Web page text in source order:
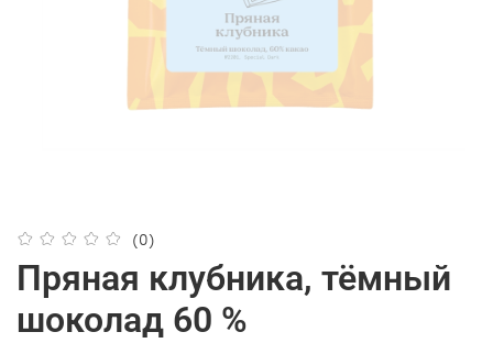
(0)
Пряная клубника, тёмный
шоколад 60 %